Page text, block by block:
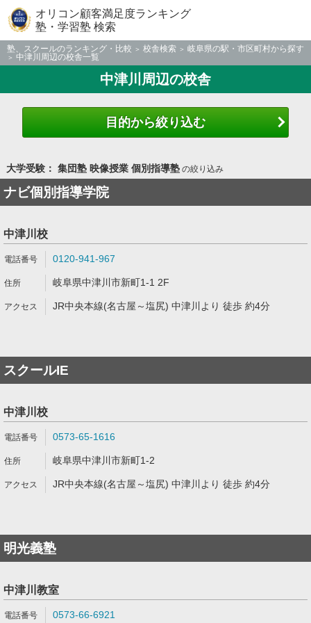
オリコン顧客満足度ランキング
塾・学習塾 検索
塾、スクールのランキング・比較 校舎検索
岐阜県の駅・市区町村から探す
中津川周辺の校舎一覧
中津川周辺の校舎
目的から絞り込む
大学受験： 集団塾 映像授業 個別指導塾の絞り込み
ナビ個別指導学院
中津川校
0120-941-967
岐阜県中津川市新町1-1 2F
JR中央本線(名古屋～塩尻) 中津川より 徒歩 約4分
スクールIE
中津川校
0573-65-1616
岐阜県中津川市新町1-2
JR中央本線(名古屋～塩尻) 中津川より 徒歩 約4分
明光義塾
中津川教室
0573-66-6921